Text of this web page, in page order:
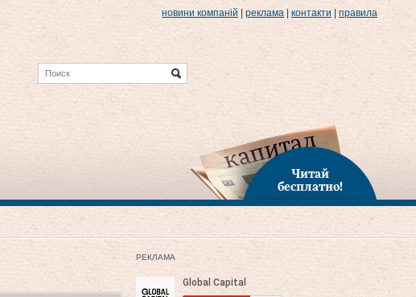
новини компаній реклама контакти правила
Читай
бесплатно!
РЕКЛАМА